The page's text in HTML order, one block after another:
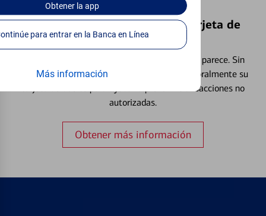
Obtenerla app
Continúe para entrar en la Banca en Línea
Más información
Bloquear y Desbloquear una Tarjeta de
Débito⁴
Extraviar una tarjeta es más común de lo que parece. Sin
embargo, puede bloquear y desbloquear temporalmente su
tarjeta de débito para ayudar a prevenir transacciones no
autorizadas.
Obtener más información